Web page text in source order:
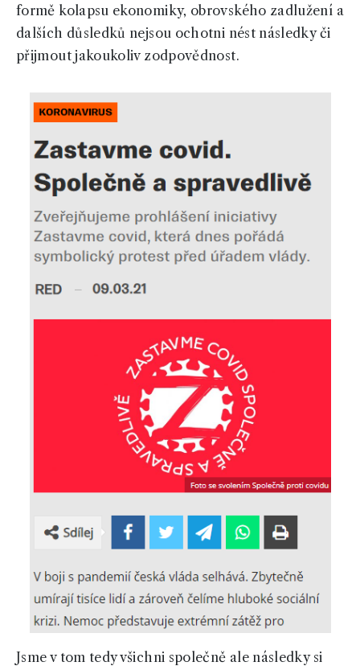
formě kolapsu ekonomiky, obrovského zadlužení a
dalších důsledků nejsou ochotni nést následky či
přijmout jakoukoliv zodpovědnost.
Jsme v tom tedy všichni společně ale následky si